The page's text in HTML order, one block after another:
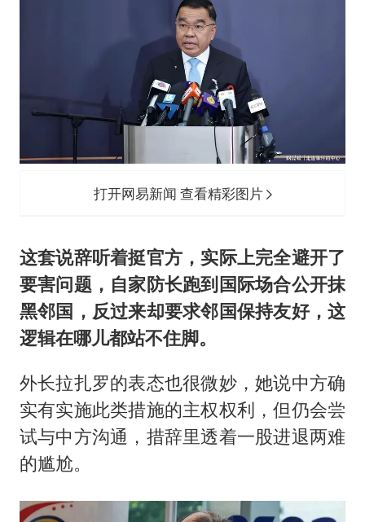
打开网易新闻 查看精彩图片
这套说辞听着挺官方，实际上完全避开了
要害问题，自家防长跑到国际场合公开抹
黑邻国，反过来却要求邻国保持友好，这
逻辑在哪儿都站不住脚。
外长拉扎罗的表态也很微妙，她说中方确
实有实施此类措施的主权权利，但仍会尝
试与中方沟通，措辞里透着一股进退两难
的尴尬。